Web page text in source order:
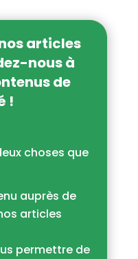
articles
nous à
de
!
choses que
auprès de
articles
permettre de